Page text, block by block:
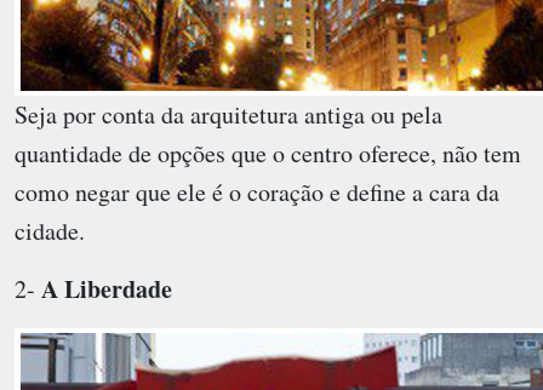
Seja por conta da arquitetura antiga ou pela
quantidade de opções que o centro oferece, não tem
como negar que ele é o coração e define a cara da
cidade.
2- A Liberdade